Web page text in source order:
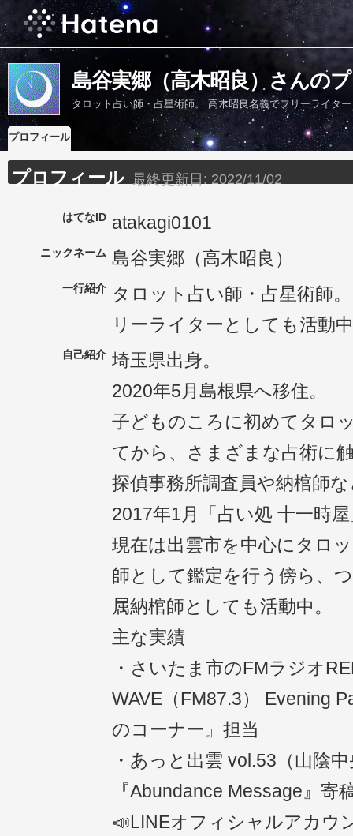
島谷実郷（高木昭良）さんの
タロット占い師・占星術師。 高木昭良名義でフリーライタ
プロフィール
プロフィール 最終更新日: 2022/11/02
はてなID atakagi0101
ニックネーム 島谷実郷（高木昭良）
一行紹介
タロット占い師・占星術師
リーライターとしても活動
自己紹介 埼玉県出身。
2020年5月島根県へ移住。
子どものころに初めてタロ
てから、さまざまな占術に
探偵事務所調査員や納棺師
2017年1月「占い処 十一時
現在は出雲市を中心にタロ
師として鑑定を行う傍ら、
属納棺師としても活動中。
主な実績
・さいたま市のFMラジオ
WAVE（FM87.3） Evening
のコーナー』担当
・あっと出雲 vol.53（山陰
『Abundance Message』寄
📣LINEオフィシャルアカウ